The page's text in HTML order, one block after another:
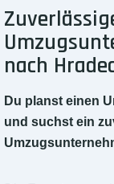
nach
Du planst einen
und suchst ein